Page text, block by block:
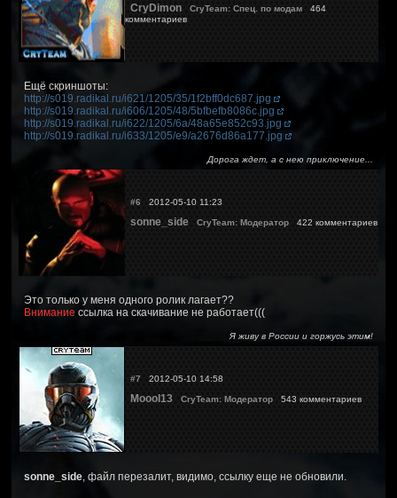
CryDimon CryTeam: Спец. по модам 464
комментариев
Ещё скриншоты:
http://s019.radikal.ru/i621/1205/35/1f2bff0dc687.jpg
http://s019.radikal.ru/i606/1205/48/5bfbefb8086c.jpg
http://s019.radikal.ru/i622/1205/6a/48a65e852c93.jpg
http://s019.radikal.ru/i633/1205/e9/a2676d86a177.jpg
Дорога ждет, а с нею приключение...
#6 2012-05-10 11:23
sonne_side CryTeam: Модератор 422 комментариев
Это только у меня одного ролик лагает??
Внимание ссылка на скачивание не работает(((
Я живу в России и горжусь этим!
#7 2012-05-10 14:58
Moool13 CryTeam: Модератор 543 комментариев
sonne_side , файл перезалит, видимо, ссылку еще не обновили.